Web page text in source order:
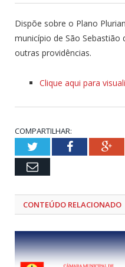
Dispõe sobre o Plano
município de São Sebastião
outras providências.
Clique aqui para
COMPARTILHAR:
TwitterFacebook
Email
CONTEÚDO RELACIONADO